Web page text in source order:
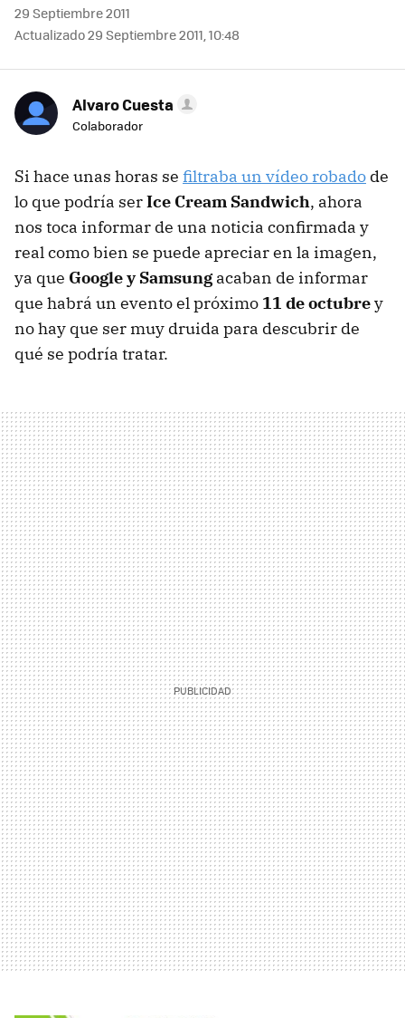
29 Septiembre 2011
Actualizado 29 Septiembre 2011, 10:48
Alvaro Cuesta
Colaborador
Si hace unas horas se filtraba un vídeo robado de
lo que podría serIce Cream Sandwich, ahora
nos toca informar de una noticia confirmada y
real como bien se puede apreciar en la imagen,
ya que Google y Samsungacaban de informar
que habrá un evento el próximo 11 de octubrey
no hay que ser muy druida para descubrir de
qué se podría tratar.